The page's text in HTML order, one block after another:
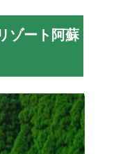
ゾート阿蘇